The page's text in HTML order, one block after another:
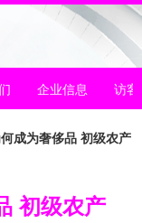
企业信息 访客
成为奢侈品 初级农产
初级农产